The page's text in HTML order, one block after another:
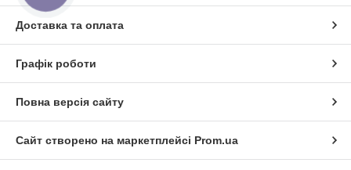
Доставка та оплата
Графік роботи
Повна версія сайту
Сайт створено на маркетплейсі Prom.ua